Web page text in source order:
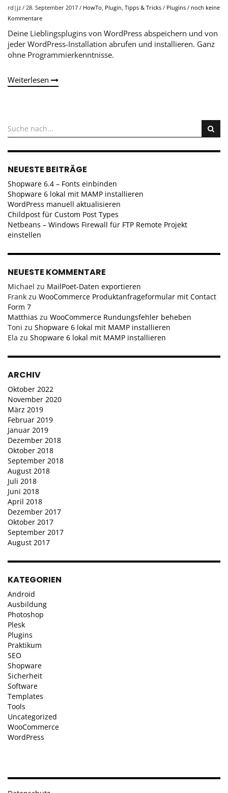
rd|jz / 28. September 2017 / HowTo, Plugin, Tipps & Tricks / Plugins / noch keine
Kommentare
Deine Lieblingsplugins von WordPress abspeichern und von
jeder WordPress-Installation abrufen und installieren. Ganz
ohne Programmierkenntnisse.
Weiterlesen
NEUESTE BEITRÄGE
Shopware 6.4 – Fonts einbinden
Shopware 6 lokal mit MAMP installieren
WordPress manuell aktualisieren
Childpost für Custom Post Types
Netbeans – Windows Firewall für FTP Remote Projekt
einstellen
NEUESTE KOMMENTARE
Michael zu MailPoet-Daten exportieren
Frank zu WooCommerce Produktanfrageformular mit Contact
Form 7
Matthias zu WooCommerce Rundungsfehler beheben
Toni zu Shopware 6 lokal mit MAMP installieren
Ela zu Shopware 6 lokal mit MAMP installieren
ARCHIV
Oktober 2022
November 2020
März 2019
Februar 2019
Januar 2019
Dezember 2018
Oktober 2018
September 2018
August 2018
Juli 2018
Juni 2018
April 2018
Dezember 2017
Oktober 2017
September 2017
August 2017
KATEGORIEN
Android
Ausbildung
Photoshop
Plesk
Plugins
Praktikum
SEO
Shopware
Sicherheit
Software
Templates
Tools
Uncategorized
WooCommerce
WordPress